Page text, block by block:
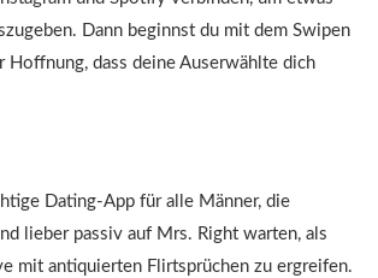
Dann beginnst du mit dem Swipen
Hoffnung, dass deine Auserwählte dich
Dating-App für alle Männer, die
lieber passiv auf Mrs. Right warten, als
mit antiquierten Flirtsprüchen zu ergreifen.